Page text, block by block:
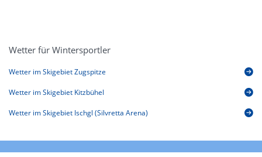
Wetter für Wintersportler
Wetter im Skigebiet Zugspitze
Wetter im Skigebiet Kitzbühel
Wetter im Skigebiet Ischgl (Silvretta Arena)